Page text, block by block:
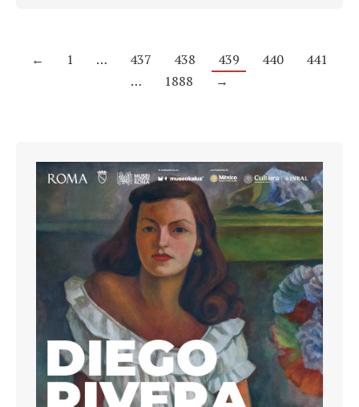
← 1 … 437 438 439 440
441
…
1888 →